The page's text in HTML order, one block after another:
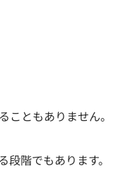
ともありません。
階でもあります。